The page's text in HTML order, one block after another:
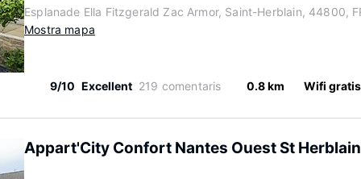
Esplanade Ella Fitzgerald Zac Armor, Saint-Herblain, 44800,
Mostra mapa
9/10 Excellent 219 comentaris 0.8 km Wifi gratis
Appart'City Confort Nantes Ouest St Herblain